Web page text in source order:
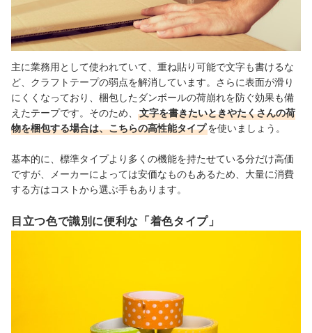
主に業務用として使われていて、重ね貼り可能で文字も書けるな
ど、クラフトテープの弱点を解消しています。さらに表面が滑り
にくくなっており、梱包したダンボールの荷崩れを防ぐ効果も備
えたテープです。そのため、
文字を書きたいときやたくさんの荷
物を梱包する場合は、こちらの高性能タイプを使いましょう。
基本的に、標準タイプより多くの機能を持たせている分だけ高価
ですが、メーカーによっては安価なものもあるため、大量に消費
する方はコストから選ぶ手もあります。
目立つ色で識別に便利な「着色タイプ」